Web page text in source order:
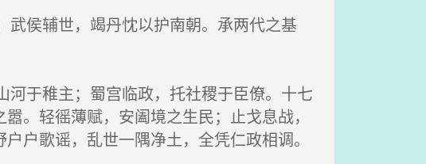
侯辅世，竭丹忱以护南朝。承两代之基
于稚主；蜀宫临政，托社稷于臣僚。十七
。轻徭薄赋，安阖境之生民；止戈息战，
户歌谣，乱世一隅净土，全凭仁政相调。